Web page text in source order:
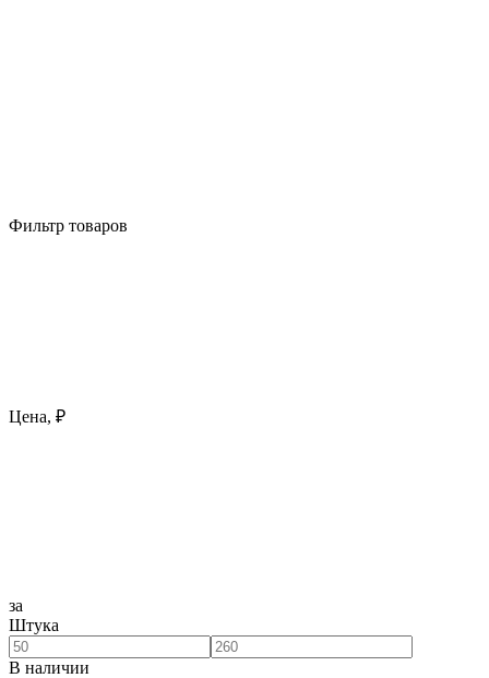
Фильтр товаров
Цена, ₽
за
Штука
В наличии